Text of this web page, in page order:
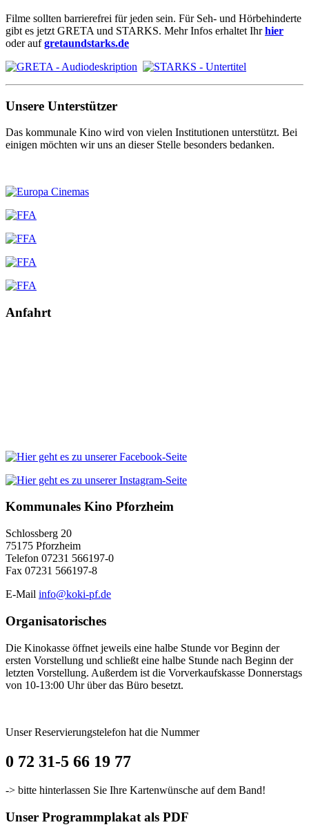
Filme sollten barrierefrei für jeden sein. Für Seh- und Hörbehinderte
gibt es jetzt GRETA und STARKS. Mehr Infos erhaltet Ihrhier
oder aufgretaundstarks.de
Unsere Unterstützer
Das kommunale Kino wird von vielen Institutionen unterstützt. Bei
einigen möchten wir uns an dieser Stelle besonders bedanken.
Anfahrt
Kommunales Kino Pforzheim
Schlossberg 20
75175 Pforzheim
Telefon 07231 566197-0
Fax 07231 566197-8
E-Mail info@koki-pf.de
Organisatorisches
Die Kinokasse öffnet jeweils eine halbe Stunde vor Beginn der
ersten Vorstellung und schließt eine halbe Stunde nach Beginn der
letzten Vorstellung. Außerdem ist die Vorverkaufskasse Donnerstags
von 10-13:00 Uhr über das Büro besetzt.
Unser Reservierungstelefon hat die Nummer
0 72 31-5 66 19 77
-> bitte hinterlassen Sie Ihre Kartenwünsche auf dem Band!
Unser Programmplakat als PDF